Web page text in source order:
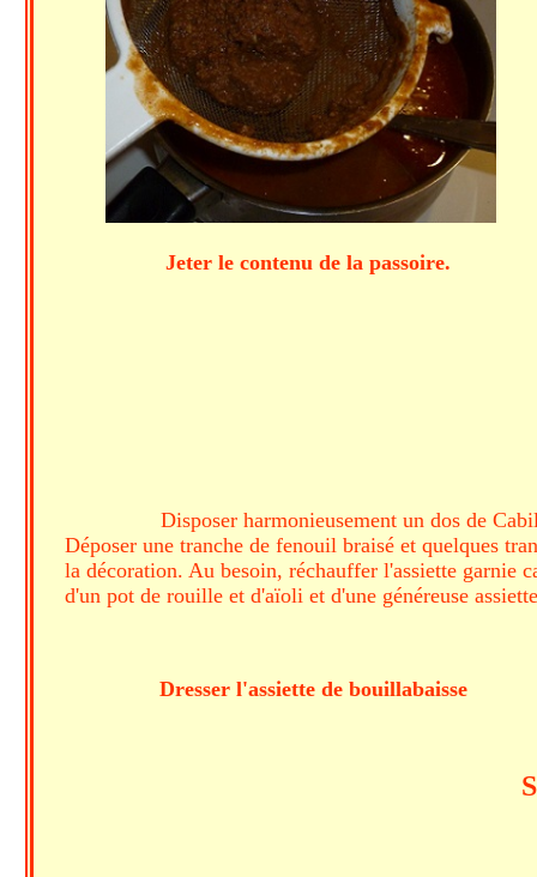
Jeter le contenu de la
Disposer harmonieusement un dos de
Déposer une tranche de fenouil braisé et quelques
la décoration. Au besoin, réchauffer l'assiette garnie
d'un pot de rouille et d'aïoli et d'une généreuse
Dresser l'assiette de
Sainte papilles,